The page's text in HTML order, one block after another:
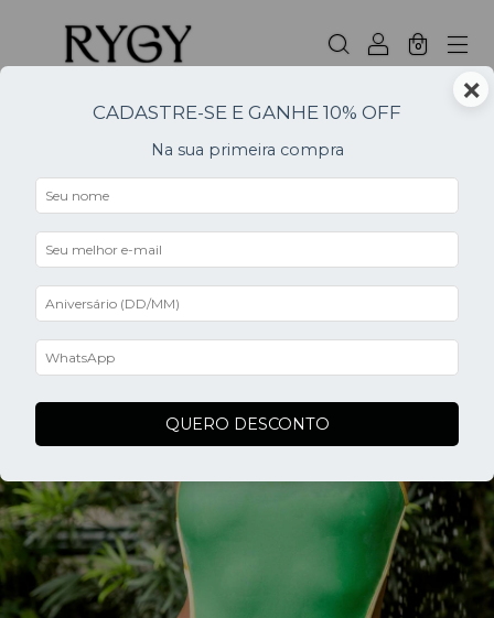
0
×
CADASTRE-SE E GANHE 10% OFF
Na sua primeira compra
QUERO DESCONTO